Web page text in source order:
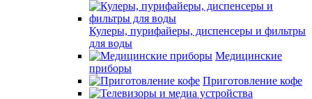
Кулеры, пурифайеры, диспенсеры и фильтры
для воды
Медицинские
приборы
Приготовление кофе